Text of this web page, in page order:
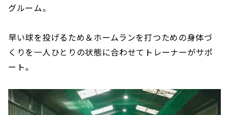
グルーム。
早い球を投げるため＆ホームランを打つための身体づ
くりを一人ひとりの状態に合わせてトレーナーがサポ
ート。